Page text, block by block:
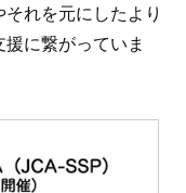
れを元にしたより
に繋がっていま